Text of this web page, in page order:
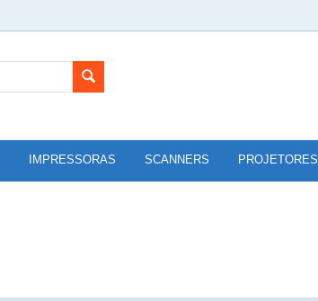
IMPRESSORAS SCANNERS PROJETORES